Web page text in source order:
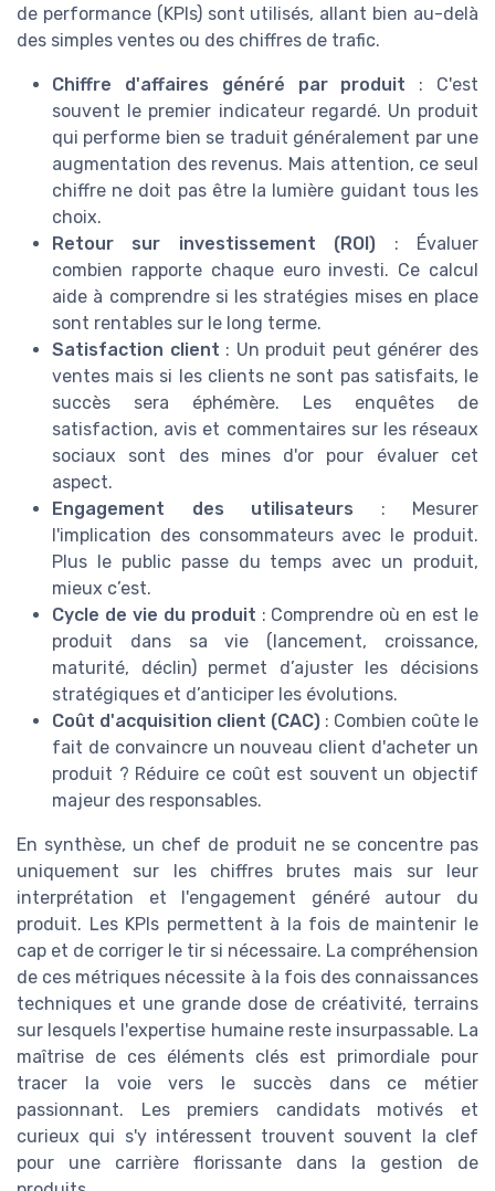
de performance (KPIs) sont utilisés, allant bien au-delà
des simples ventes ou des chiffres de trafic.
Chiffre d'affaires généré par produit : C'est
souvent le premier indicateur regardé. Un produit
qui performe bien se traduit généralement par une
augmentation des revenus. Mais attention, ce seul
chiffre ne doit pas être la lumière guidant tous les
choix.
Retour sur investissement (ROI) : Évaluer
combien rapporte chaque euro investi. Ce calcul
aide à comprendre si les stratégies mises en place
sont rentables sur le long terme.
Satisfaction client : Un produit peut générer des
ventes mais si les clients ne sont pas satisfaits, le
succès sera éphémère. Les enquêtes de
satisfaction, avis et commentaires sur les réseaux
sociaux sont des mines d'or pour évaluer cet
aspect.
Engagement des utilisateurs : Mesurer
l'implication des consommateurs avec le produit.
Plus le public passe du temps avec un produit,
mieux c’est.
Cycle de vie du produit : Comprendre où en est le
produit dans sa vie (lancement, croissance,
maturité, déclin) permet d’ajuster les décisions
stratégiques et d’anticiper les évolutions.
Coût d'acquisition client (CAC) : Combien coûte le
fait de convaincre un nouveau client d'acheter un
produit ? Réduire ce coût est souvent un objectif
majeur des responsables.
En synthèse, un chef de produit ne se concentre pas
uniquement sur les chiffres brutes mais sur leur
interprétation et l'engagement généré autour du
produit. Les KPIs permettent à la fois de maintenir le
cap et de corriger le tir si nécessaire. La compréhension
de ces métriques nécessite à la fois des connaissances
techniques et une grande dose de créativité, terrains
sur lesquels l'expertise humaine reste insurpassable. La
maîtrise de ces éléments clés est primordiale pour
tracer la voie vers le succès dans ce métier
passionnant. Les premiers candidats motivés et
curieux qui s'y intéressent trouvent souvent la clef
pour une carrière florissante dans la gestion de